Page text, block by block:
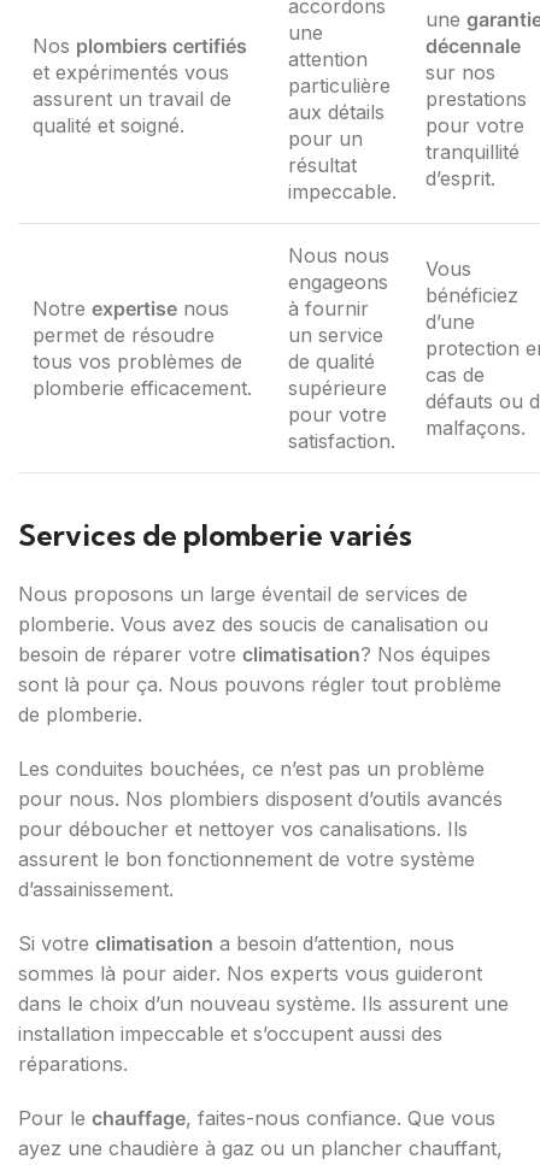
Nos plombiers certifiés
et expérimentés vous
assurent un travail de
qualité et soigné.
accordons
une
attention
particulière
aux détails
pour un
résultat
impeccable.
une
décennale
sur nos
prestations
pour votre
tranquillité
d’esprit.
Notre expertise nous
permet de résoudre
tous vos problèmes de
plomberie efficacement.
Nous nous
engageons
à fournir
un service
de qualité
supérieure
pour votre
satisfaction.
Vous
bénéficiez
d’une
protection
cas de
défauts ou
malfaçons.
Services de plomberie variés
Nous proposons un large éventail de services de
plomberie. Vous avez des soucis de canalisation ou
besoin de réparer votre climatisation? Nos équipes
sont là pour ça. Nous pouvons régler tout problème
de plomberie.
Les conduites bouchées, ce n’est pas un problème
pour nous. Nos plombiers disposent d’outils avancés
pour déboucher et nettoyer vos canalisations. Ils
assurent le bon fonctionnement de votre système
d’assainissement.
Si votre climatisation a besoin d’attention, nous
sommes là pour aider. Nos experts vous guideront
dans le choix d’un nouveau système. Ils assurent une
installation impeccable et s’occupent aussi des
réparations.
Pour le chauffage, faites-nous confiance. Que vous
ayez une chaudière à gaz ou un plancher chauffant,